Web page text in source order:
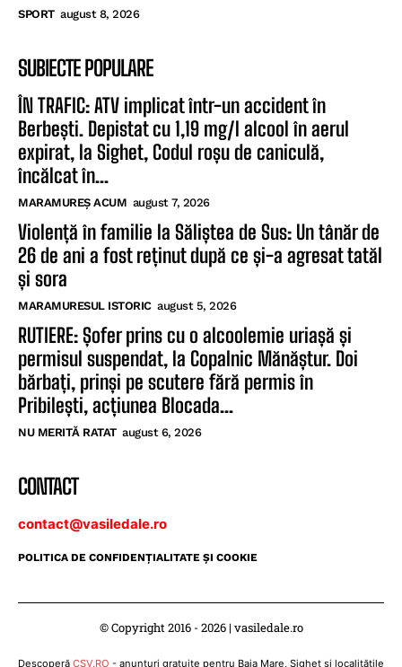
SPORT august 8, 2026
SUBIECTE POPULARE
ÎN TRAFIC: ATV implicat într-un accident în
Berbești. Depistat cu 1,19 mg/l alcool în aerul
expirat, la Sighet, Codul roșu de caniculă,
încălcat în...
MARAMUREȘ ACUM august 7, 2026
Violență în familie la Săliștea de Sus: Un tânăr de
26 de ani a fost reținut după ce și-a agresat tatăl
și sora
MARAMURESUL ISTORIC august 5, 2026
RUTIERE: Șofer prins cu o alcoolemie uriașă și
permisul suspendat, la Copalnic Mănăștur. Doi
bărbați, prinși pe scutere fără permis în
Pribilești, acțiunea Blocada...
NU MERITĂ RATAT august 6, 2026
CONTACT
contact@vasiledale.ro
POLITICA DE CONFIDENŢIALITATE ŞI COOKIE
© Copyright 2016 - 2026 | vasiledale.ro
Descoperă CSV.RO - anunțuri gratuite pentru Baia Mare, Sighet și localitățile